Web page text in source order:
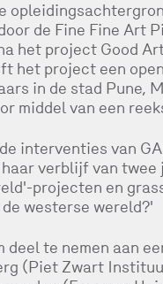
de Fine Fine Art
het project Good
het project een
in de stad Pune,
middel van een
interventies van
verblijf van
projecten en
westerse wereld?'
te nemen aan
(Piet Zwart